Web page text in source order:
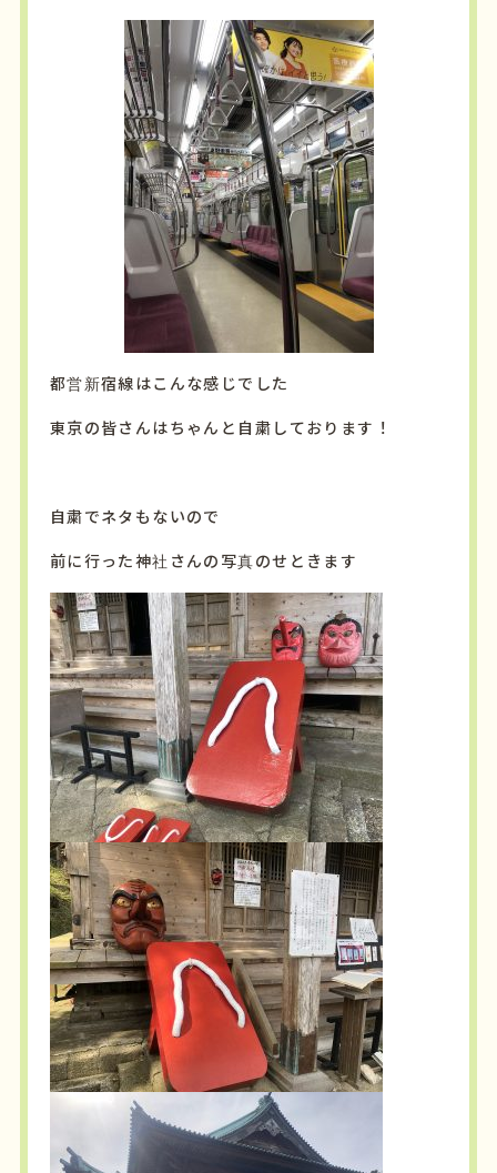
都営新宿線はこんな感じでした
東京の皆さんはちゃんと自粛しております！
自粛でネタもないので
前に行った神社さんの写真のせときます